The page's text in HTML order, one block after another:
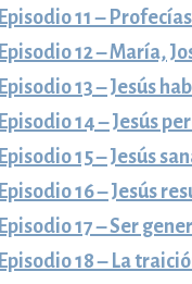
Episodio 11 –
Episodio 12 – María,
Episodio 13 – Jesús
Episodio 14 – Jesús
Episodio 15 – Jesús
Episodio 16 – Jesús
Episodio 17 – Ser
Episodio 18 – La